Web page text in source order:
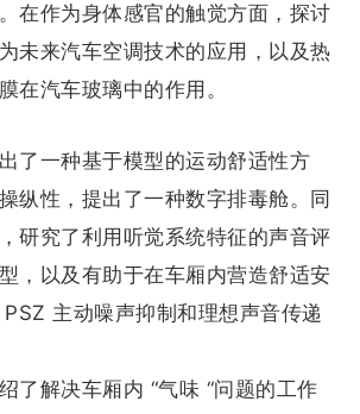
在作为身体感官的触觉方面，探讨
未来汽车空调技术的应用，以及热
在汽车玻璃中的作用。
了一种基于模型的运动舒适性方
纵性，提出了一种数字排毒舱。同
研究了利用听觉系统特征的声音评
，以及有助于在车厢内营造舒适安
主动噪声抑制和理想声音传递
了解决车厢内 “气味 “问题的工作